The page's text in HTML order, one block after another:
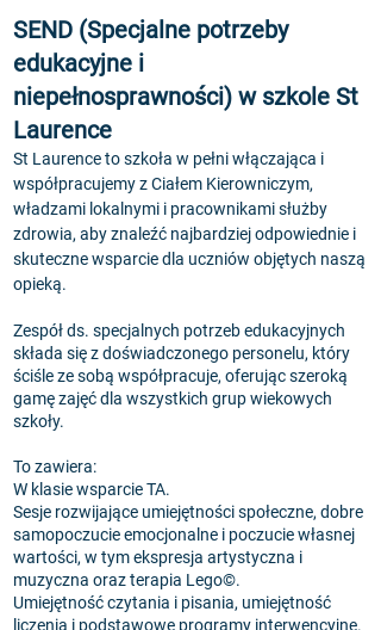
SEND (Specjalne potrzeby
edukacyjne i
niepełnosprawności) w szkole St
Laurence
St Laurence to szkoła w pełni włączająca i
współpracujemy z Ciałem Kierowniczym,
władzami lokalnymi i pracownikami służby
zdrowia, aby znaleźć najbardziej odpowiednie i
skuteczne wsparcie dla uczniów objętych naszą
opieką.
Zespół ds. specjalnych potrzeb edukacyjnych
składa się z doświadczonego personelu, który
ściśle ze sobą współpracuje, oferując szeroką
gamę zajęć dla wszystkich grup wiekowych
szkoły.
To zawiera:
W klasie wsparcie TA.
Sesje rozwijające umiejętności społeczne, dobre
samopoczucie emocjonalne i poczucie własnej
wartości, w tym ekspresja artystyczna i
muzyczna oraz terapia Lego©.
Umiejętność czytania i pisania, umiejętność
liczenia i podstawowe programy interwencyjne.